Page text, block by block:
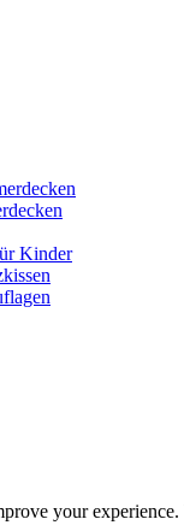
Kinder
your